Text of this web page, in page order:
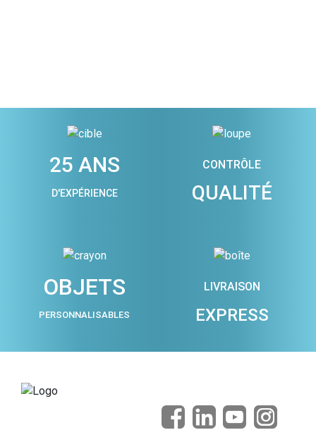
25 ANS
D'EXPÉRIENCE
CONTRÔLE
QUALITÉ
OBJETS
PERSONNALISABLES
LIVRAISON
EXPRESS